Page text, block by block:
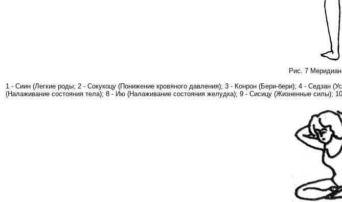
Рис. 7
1 - Сиин (Легкие роды; 2 - Сокукоцу (Понижение кровяного давления); 3 - Конрон (Бери-бери); 4 -
(Налаживание состояния тела); 8 - Ию (Налаживание состояния желудка); 9 - Сисицу (Жизненные силы);